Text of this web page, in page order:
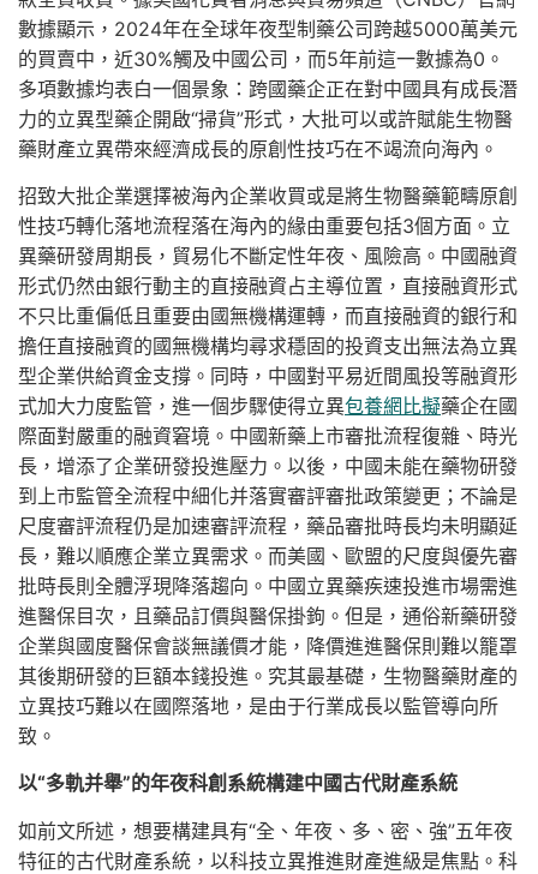
數據顯示，2024年在全球年夜型制藥公司跨越5000萬美元
的買賣中，近30%觸及中國公司，而5年前這一數據為0。
多項數據均表白一個景象：跨國藥企正在對中國具有成長潛
力的立異型藥企開啟“掃貨”形式，大批可以或許賦能生物醫
藥財產立異帶來經濟成長的原創性技巧在不竭流向海內。
招致大批企業選擇被海內企業收買或是將生物醫藥範疇原創
性技巧轉化落地流程落在海內的緣由重要包括3個方面。立
異藥研發周期長，貿易化不斷定性年夜、風險高。中國融資
形式仍然由銀行動主的直接融資占主導位置，直接融資形式
不只比重偏低且重要由國無機構運轉，而直接融資的銀行和
擔任直接融資的國無機構均尋求穩固的投資支出無法為立異
型企業供給資金支撐。同時，中國對平易近間風投等融資形
式加大力度監管，進一個步驟使得立異包養網比擬藥企在國
際面對嚴重的融資窘境。中國新藥上市審批流程復雜、時光
長，增添了企業研發投進壓力。以後，中國未能在藥物研發
到上市監管全流程中細化并落實審評審批政策變更；不論是
尺度審評流程仍是加速審評流程，藥品審批時長均未明顯延
長，難以順應企業立異需求。而美國、歐盟的尺度與優先審
批時長則全體浮現降落趨向。中國立異藥疾速投進市場需進
進醫保目次，且藥品訂價與醫保掛鉤。但是，通俗新藥研發
企業與國度醫保會談無議價才能，降價進進醫保則難以籠罩
其後期研發的巨額本錢投進。究其最基礎，生物醫藥財產的
立異技巧難以在國際落地，是由于行業成長以監管導向所
致。
以“多軌并舉”的年夜科創系統構建中國古代財產系統
如前文所述，想要構建具有“全、年夜、多、密、強”五年夜
特征的古代財產系統，以科技立異推進財產進級是焦點。科